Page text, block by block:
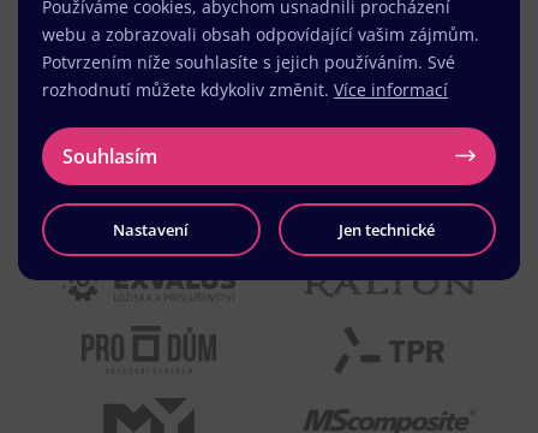
Používáme cookies, abychom usnadnili procházení
webu a zobrazovali obsah odpovídající vašim zájmům.
Potvrzením níže souhlasíte s jejich používáním. Své
rozhodnutí můžete kdykoliv změnit. Více informací
Souhlasím
Nastavení Jen technické